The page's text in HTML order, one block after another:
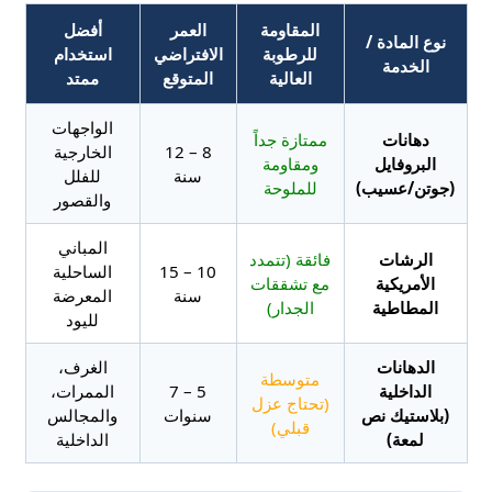
نوع المادة /
الخدمة
المقاومة
للرطوبة
العالية
العمر
الافتراضي
المتوقع
أفضل
استخدام
ممتد
دهانات
البروفايل
(جوتن/عسيب)
ممتازة جداً
ومقاومة
للملوحة
8 – 12
سنة
الواجهات
الخارجية
للفلل
والقصور
الرشات
الأمريكية
المطاطية
فائقة (تتمدد
مع تشققات
الجدار)
10 – 15
سنة
المباني
الساحلية
المعرضة
لليود
الدهانات
الداخلية
(بلاستيك نص
لمعة)
متوسطة
(تحتاج عزل
قبلي)
5 – 7
سنوات
الغرف،
الممرات،
والمجالس
الداخلية